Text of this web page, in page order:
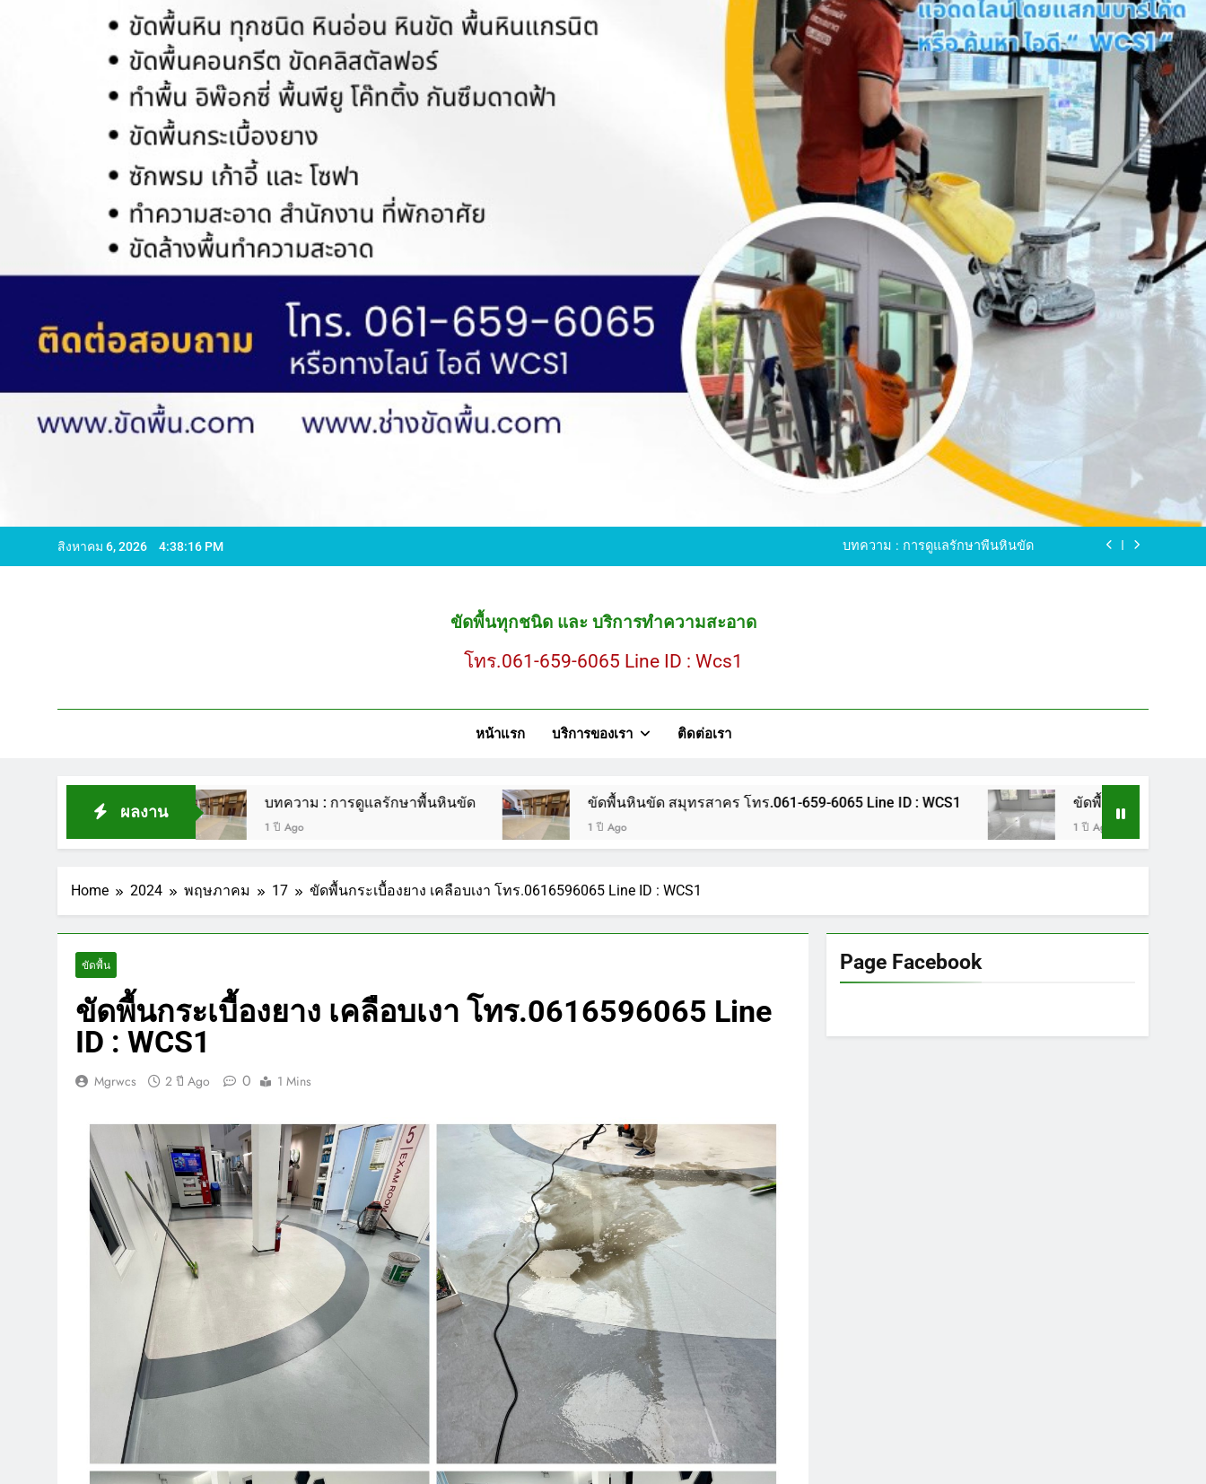
สิงหาคม 6, 2026 4:38:18 PM
ขัดพื้นหินขัด อบต.แหลมบัวนครปฐม
ขัดพื้นหินอ่อน โทร.0616596065 ไลน์ WCS1
บทความ : การดูแลรักษาพื้นหินขัด
ขัดพื้นหินขัด สมุทรสาคร โทร.061-659-6065 Line ID : WCS1
ขัดพื้นทุกชนิด และ บริการทำความสะอาด
โทร.061-659-6065 Line ID : Wcs1
หน้าแรก บริการของเรา ติดต่อเรา
ผลงาน
บทความ : การดูแลรักษาพื้นหินขัด ขัดพื้นหินขัด สมุทรสาคร โทร.061-659-6065 Line ID : WCS1 ขัดพื้นหินขัด อบต.แหลมบัวนครปฐม
Home 2024 พฤษภาคม 17 ขัดพื้นกระเบื้องยาง เคลือบเงา โทร.0616596065 Line ID : WCS1
ขัดพื้น
ขัดพื้นกระเบื้องยาง เคลือบเงา โทร.0616596065 Line
ID : WCS1
Mgrwcs 2 ปี Ago 0 1 Mins
Page Facebook